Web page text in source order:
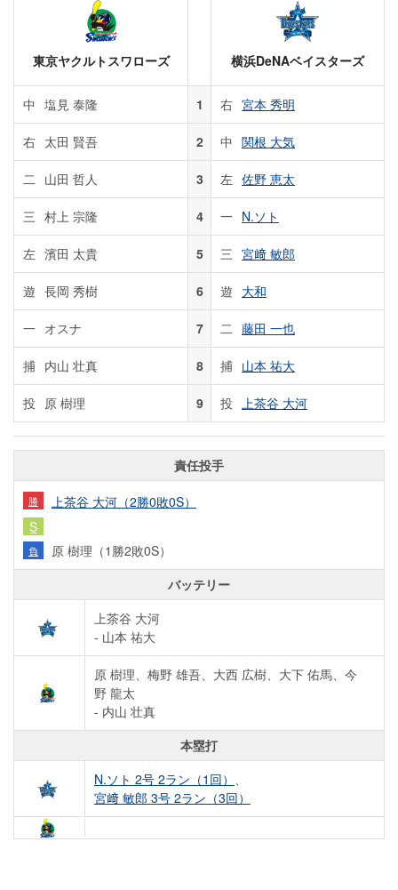
東京ヤクルトスワローズ 横浜DeNAベイスターズ
中 塩見 泰隆 1 右 宮本 秀明
右 太田 賢吾 2 中 関根 大気
二 山田 哲人 3 左 佐野 恵太
三 村上 宗隆 4 一 N.ソト
左 濱田 太貴 5 三 宮﨑 敏郎
遊 長岡 秀樹 6 遊 大和
一 オスナ 7 二 藤田 一也
捕 内山 壮真 8 捕 山本 祐大
投 原 樹理 9 投 上茶谷 大河
責任投手
勝
上茶谷 大河（2勝0敗0S）
S
負
原 樹理（1勝2敗0S）
バッテリー
上茶谷 大河
- 山本 祐大
原 樹理、梅野 雄吾、大西 広樹、大下 佑馬、今
野 龍太
- 内山 壮真
本塁打
N.ソト 2号 2ラン（1回）
宮﨑 敏郎 3号 2ラン（3回）